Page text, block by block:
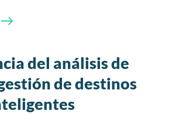
del análisis de
de destinos